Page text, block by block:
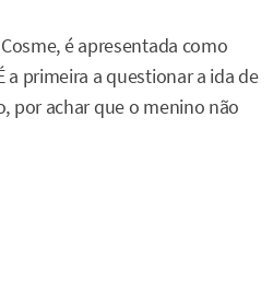
é apresentada como
primeira a questionar a ida de
por achar que o menino não